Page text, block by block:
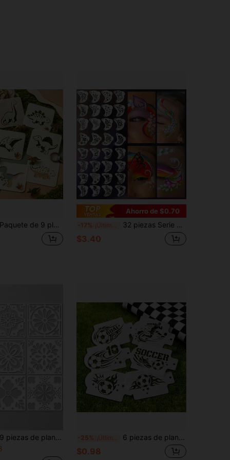
Paquete de 9 plantillas de dinosaurios, plantillas de dibujo de plástico reutilizables, plantillas de pintura de manualidades de arte DIY para scrapbooking, diarios, decoración de paredes, regalo para niños y niñas amantes de los dinosaurios
Ahorro de $0.70
-17% 32 piezas Serie de plantillas para pintura facial, maquillaje, cosplay, fiesta de carnaval, fiesta de cumpleaños, plantilla de dibujo hueco de colores, plantilla de decoración de álbum de pared, plantilla de dibujo DIY, material PET lavable, plegable, reutilizable
$3.40
9 piezas de plantillas de arte y manualidades, herramientas de dibujo, tableros de colorear, suministros de arte, diseño de patrón floral. Plantillas de pintura reutilizables DIY, suministros de scrapbooking, contornos simétricos, diseño floral geométrico. Perfecto para decoración de habitaciones, mejorar la decoración del hogar, plantillas de henna
-25% ¡Últimos 2 días 6 piezas de plantillas reutilizables con diseños de fútbol para pintura facial, incluye 6 patrones de pintura diferentes, adecuado para eventos de fútbol, festivales, pintura DIY, textiles, lienzos, decoración del hogar y proyectos artísticos
$0.98